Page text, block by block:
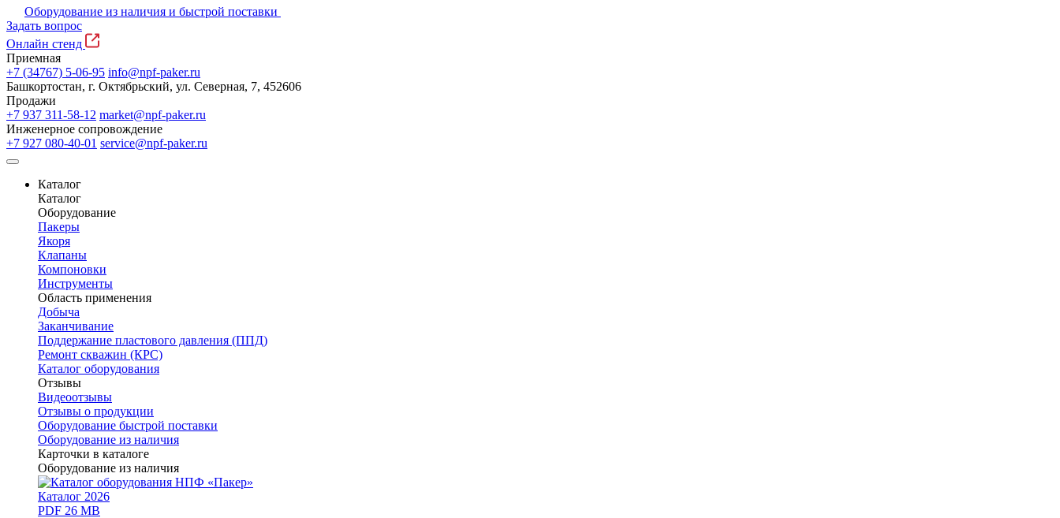
Оборудование из наличия и быстрой поставки
Задать вопрос
Онлайн стенд
Приемная
+7 (34767) 5-06-95 info@npf-paker.ru
Башкортостан, г. Октябрьский, ул. Северная, 7, 452606
Продажи
+7 937 311-58-12 market@npf-paker.ru
Инженерное сопровождение
+7 927 080-40-01 service@npf-paker.ru
Каталог
Каталог
Оборудование
Пакеры
Якоря
Клапаны
Компоновки
Инструменты
Область применения
Добыча
Заканчивание
Поддержание пластового давления (ППД)
Ремонт скважин (КРС)
Каталог оборудования
Отзывы
Видеоотзывы
Отзывы о продукции
Оборудование быстрой поставки
Оборудование из наличия
Карточки в каталоге
Оборудование из наличия
Каталог 2026
PDF 26 MB